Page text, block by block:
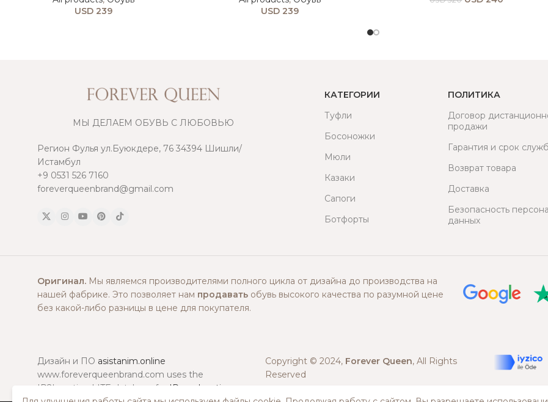
USD239
USD 239
МЫ ДЕЛАЕМ ОБУВЬ С ЛЮБОВЬЮ
Регион Фулья ул.Буюкдере, 76 34394 Шишли/
Истамбул
+9 0531 526 7160
foreverqueenbrand@gmail.com
КАТЕГОРИИ
Туфли
Босоножки
Мюли
Казаки
Сапоги
Ботфорты
ПОЛИТИКА
Договор
продажи
Гарантия и срок
Возврат товара
Доставка
Безопасность
данных
Оригинал. Мы являемся производителями полного цикла от дизайна до производства на
нашей фабрике. Это позволяет нам продавать обувь высокого качества по разумной цене
без какой-либо разницы в цене для покупателя.
Дизайн и ПО asistanim.online
www.foreverqueenbrand.com uses the
IP2Location LITE database for IP geolocation
Copyright © 2024, Forever Queen, All Rights
Reserved